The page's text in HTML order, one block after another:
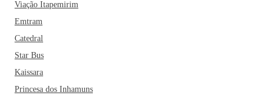
Viação Itapemirim
Emtram
Catedral
Star Bus
Kaissara
Princesa dos Inhamuns